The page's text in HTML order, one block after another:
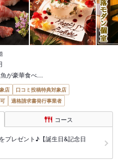
魚が豪華食べ…
店
口コミ投稿特典対象店
適格請求書発行事業者
コース
プレゼント♪【誕生日&記念日